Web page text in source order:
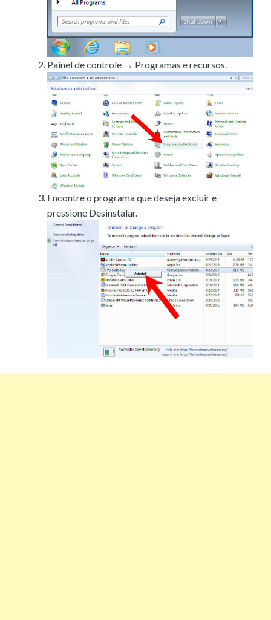
Painel de controle → Programas e recursos.
Encontre o programa que deseja excluir e
pressione Desinstalar.